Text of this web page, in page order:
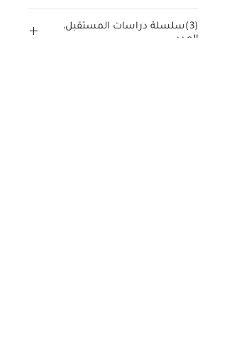
(3)سلسلة دراسات المستقبل،
العدد